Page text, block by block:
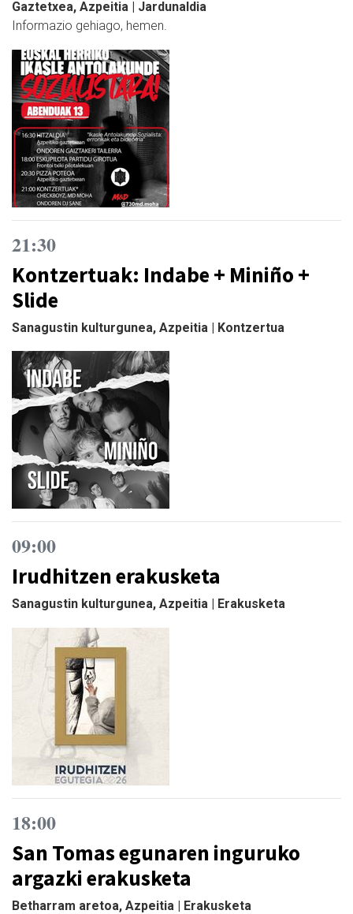
Gaztetxea, Azpeitia | Jardunaldia
Informazio gehiago, hemen.
21:30
Kontzertuak: Indabe + Miniño +
Slide
Sanagustin kulturgunea, Azpeitia | Kontzertua
09:00
Irudhitzen erakusketa
Sanagustin kulturgunea, Azpeitia | Erakusketa
18:00
San Tomas egunaren inguruko
argazki erakusketa
Betharram aretoa, Azpeitia | Erakusketa